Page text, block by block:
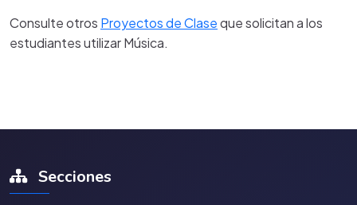
Consulte otros Proyectos de Claseque solicitan a los
estudiantes utilizar Música.
Secciones